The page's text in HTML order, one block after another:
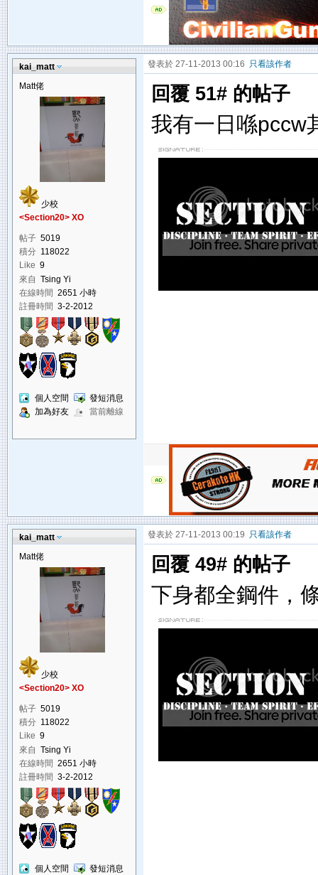
kai_matt
Matt佬
少校
<Section20> XO
帖子 5019
積分 118022
Like 9
來自 Tsing Yi
在線時間 2651 小時
註冊時間 3-2-2012
個人空間
發短消息
加為好友
當前離線
發表於 27-11-2013 00:16 只看該作者
回覆 51# 的帖子
我有一日喺pccw
kai_matt
Matt佬
少校
<Section20> XO
帖子 5019
積分 118022
Like 9
來自 Tsing Yi
在線時間 2651 小時
註冊時間 3-2-2012
個人空間
發短消息
發表於 27-11-2013 00:19 只看該作者
回覆 49# 的帖子
下身都全鋼件，